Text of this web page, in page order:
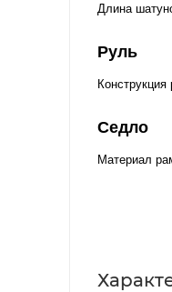
Длина
Руль
Конструкция
Седло
Материал